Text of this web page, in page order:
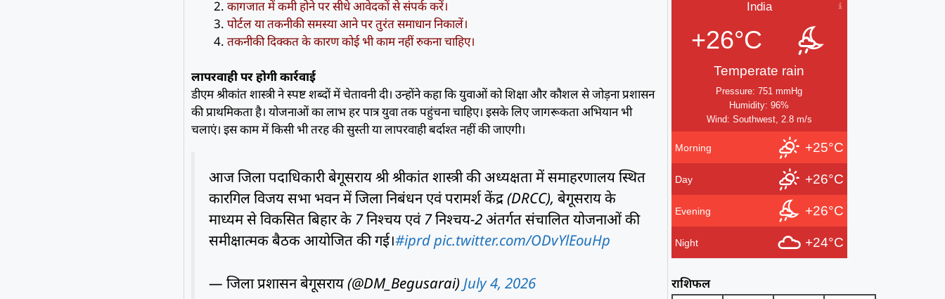
कागजात में कमी होने पर सीधे आवेदकों से संपर्क करें।
पोर्टल या तकनीकी समस्या आने पर तुरंत समाधान निकालें।
तकनीकी दिक्कत के कारण कोई भी काम नहीं रुकना चाहिए।
लापरवाही पर होगी कार्रवाई
डीएम श्रीकांत शास्त्री ने स्पष्ट शब्दों में चेतावनी दी। उन्होंने कहा कि युवाओं को शिक्षा और कौशल से जोड़ना प्रशासन
की प्राथमिकता है। योजनाओं का लाभ हर पात्र युवा तक पहुंचना चाहिए। इसके लिए जागरूकता अभियान भी
चलाएं। इस काम में किसी भी तरह की सुस्ती या लापरवाही बर्दाश्त नहीं की जाएगी।
आज जिला पदाधिकारी बेगूसराय श्री श्रीकांत शास्त्री की अध्यक्षता में समाहरणालय स्थित
कारगिल विजय सभा भवन में जिला निबंधन एवं परामर्श केंद्र (DRCC), बेगूसराय के
माध्यम से विकसित बिहार के 7 निश्चय एवं 7 निश्चय-2 अंतर्गत संचालित योजनाओं की
समीक्षात्मक बैठक आयोजित की गई।#iprdpic.twitter.com/ODvYlEouHp
— जिला प्रशासन बेगूसराय (@DM_Begusarai) July 4, 2026
India
+26°C
Temperate rain
Pressure: 751 mmHg
Humidity: 96%
Wind: Southwest, 2.8 m/s
Morning +25°C
Day +26°C
Evening +26°C
Night +24°C
राशिफल